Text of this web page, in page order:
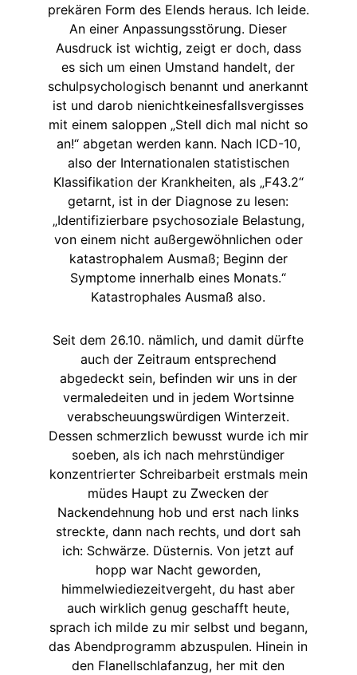
prekären Form des Elends heraus. Ich leide.
An einer Anpassungsstörung. Dieser
Ausdruck ist wichtig, zeigt er doch, dass
es sich um einen Umstand handelt, der
schulpsychologisch benannt und anerkannt
ist und darob nienichtkeinesfallsvergisses
mit einem saloppen „Stell dich mal nicht so
an!“ abgetan werden kann. Nach ICD-10,
also der Internationalen statistischen
Klassifikation der Krankheiten, als „F43.2“
getarnt, ist in der Diagnose zu lesen:
„Identifizierbare psychosoziale Belastung,
von einem nicht außergewöhnlichen oder
katastrophalem Ausmaß; Beginn der
Symptome innerhalb eines Monats.“
Katastrophales Ausmaß also.
Seit dem 26.10. nämlich, und damit dürfte
auch der Zeitraum entsprechend
abgedeckt sein, befinden wir uns in der
vermaledeiten und in jedem Wortsinne
verabscheuungswürdigen Winterzeit.
Dessen schmerzlich bewusst wurde ich mir
soeben, als ich nach mehrstündiger
konzentrierter Schreibarbeit erstmals mein
müdes Haupt zu Zwecken der
Nackendehnung hob und erst nach links
streckte, dann nach rechts, und dort sah
ich: Schwärze. Düsternis. Von jetzt auf
hopp war Nacht geworden,
himmelwiediezeitvergeht, du hast aber
auch wirklich genug geschafft heute,
sprach ich milde zu mir selbst und begann,
das Abendprogramm abzuspulen. Hinein in
den Flanellschlafanzug, her mit den